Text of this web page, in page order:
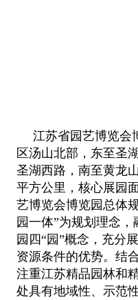
江苏省园艺博览会
区汤山北部，东至圣
圣湖西路，南至黄龙
平方公里，核心展园
艺博览会博览园总体
园一体”为规划 理念，
园四“园”概念，充分
资源条件的优势。结
注重江苏精品园林和
处具有地域性、示范